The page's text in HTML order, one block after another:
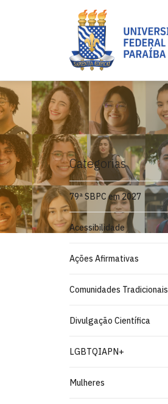
Categorias
79ª SBPC em 2027
Acessibilidade
Ações Afirmativas
Comunidades Tradicionais
Divulgação Científica
LGBTQIAPN+
Mulheres